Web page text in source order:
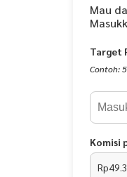
Secara
sehat,
Dengan
kualitas
KOMPOSISI:
Mel
Eurycoma
Pimpinella
Mau
Target
Contoh:
Komisi